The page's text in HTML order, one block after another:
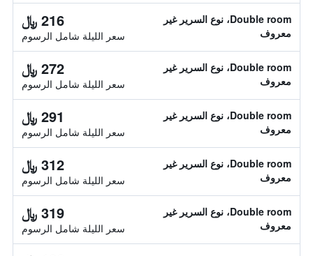
Double room، نوع السرير غير
معروف
216 ﷼
سعر الليلة شامل الرسوم
Double room، نوع السرير غير
معروف
272 ﷼
سعر الليلة شامل الرسوم
Double room، نوع السرير غير
معروف
291 ﷼
سعر الليلة شامل الرسوم
Double room، نوع السرير غير
معروف
312 ﷼
سعر الليلة شامل الرسوم
Double room، نوع السرير غير
معروف
319 ﷼
سعر الليلة شامل الرسوم